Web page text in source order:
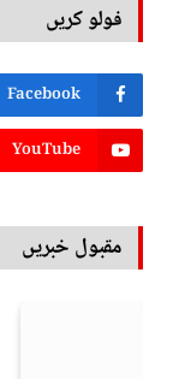
فولو کریں
Facebook
YouTube
مقبول خبریں